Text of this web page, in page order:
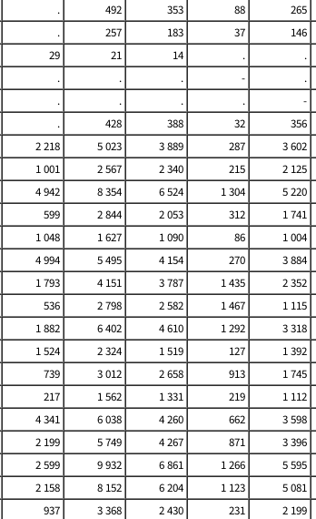
. 492 353 88 265
. 257 183 37 146
29 21 14 . .
. . . - .
. . . . -
. 428 388 32 356
2 218 5 023 3 889 287 3 602
1 001 2 567 2 340 215 2 125
4 942 8 354 6 524 1 304 5 220
599 2 844 2 053 312 1 741
1 048 1 627 1 090 86 1 004
4 994 5 495 4 154 270 3 884
1 793 4 151 3 787 1 435 2 352
536 2 798 2 582 1 467 1 115
1 882 6 402 4 610 1 292 3 318
1 524 2 324 1 519 127 1 392
739 3 012 2 658 913 1 745
217 1 562 1 331 219 1 112
4 341 6 038 4 260 662 3 598
2 199 5 749 4 267 871 3 396
2 599 9 932 6 861 1 266 5 595
2 158 8 152 6 204 1 123 5 081
937 3 368 2 430 231 2 199